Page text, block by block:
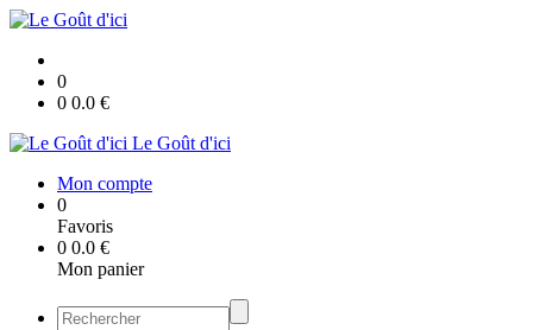
0
0 0.0 €
Le Goût d'ici
Mon compte
0
Favoris
0 0.0 €
Mon panier